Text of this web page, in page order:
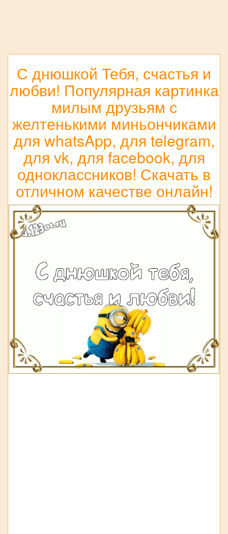
С днюшкой Тебя, счастья и
любви! Популярная картинка
милым друзьям с
желтенькими миньончиками
для whatsApp, для telegram,
для vk, для facebook, для
одноклассников! Скачать в
отличном качестве онлайн!